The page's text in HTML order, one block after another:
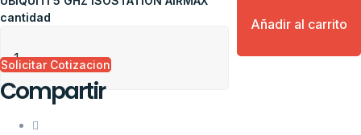
cantidad
Añadir al carrito
Solicitar Cotizacion
Compartir